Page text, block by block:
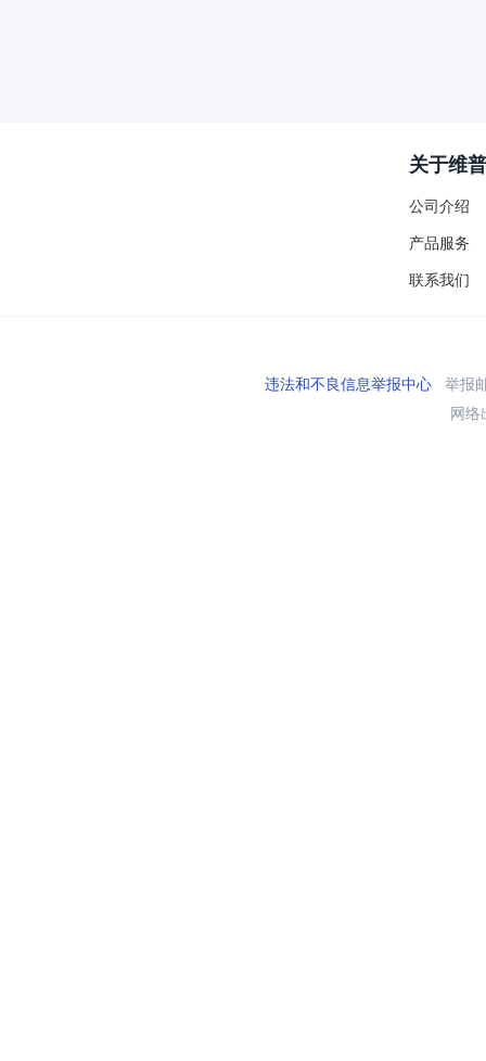
关于维普
公司介绍
产品服务
联系我们
违法和不良信息举报中心举报
网